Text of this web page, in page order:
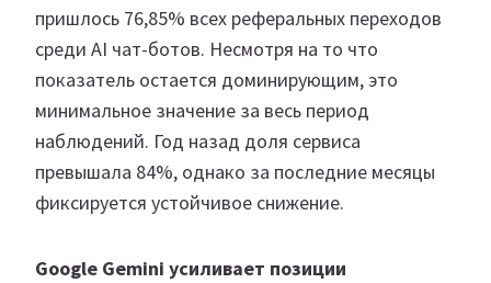
пришлось 76,85% всех реферальных переходов
среди AI чат-ботов. Несмотря на то что
показатель остается доминирующим, это
минимальное значение за весь период
наблюдений. Год назад доля сервиса
превышала 84%, однако за последние месяцы
фиксируется устойчивое снижение.
Google Gemini усиливает позиции